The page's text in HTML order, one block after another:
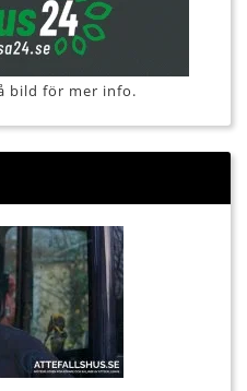
bild för mer info.